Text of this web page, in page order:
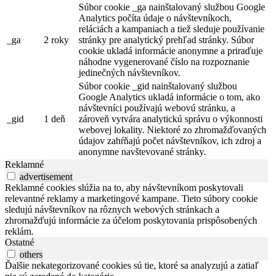
_ga 2 roky
Súbor cookie _ga nainštalovaný službou Google
Analytics počíta údaje o návštevníkoch,
reláciách a kampaniach a tiež sleduje používanie
stránky pre analytický prehľad stránky. Súbor
cookie ukladá informácie anonymne a priraďuje
náhodne vygenerované číslo na rozpoznanie
jedinečných návštevníkov.
_gid 1 deň
Súbor cookie _gid nainštalovaný službou
Google Analytics ukladá informácie o tom, ako
návštevníci používajú webovú stránku, a
zároveň vytvára analytickú správu o výkonnosti
webovej lokality. Niektoré zo zhromažďovaných
údajov zahŕňajú počet návštevníkov, ich zdroj a
anonymne navštevované stránky.
Reklamné
advertisement
Reklamné cookies slúžia na to, aby návštevníkom poskytovali
relevantné reklamy a marketingové kampane. Tieto súbory cookie
sledujú návštevníkov na rôznych webových stránkach a
zhromažďujú informácie za účelom poskytovania prispôsobených
reklám.
Ostatné
others
Ďalšie nekategorizované cookies sú tie, ktoré sa analyzujú a zatiaľ